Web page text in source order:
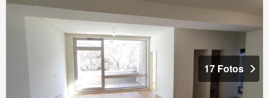
17 Fotos